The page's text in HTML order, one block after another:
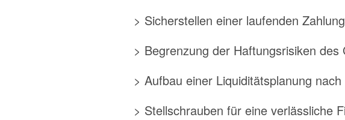
> Sicherstellen einer laufenden
> Begrenzung der Haftungsrisiken
> Aufbau einer Liquiditätsplanung
> Stellschrauben für eine verlässliche